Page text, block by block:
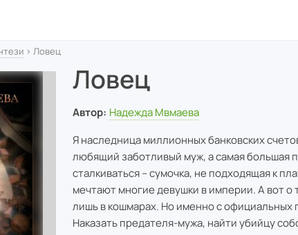
› Ловец
Ловец
Автор: Надежда Мвмаева
Я наследница миллионных банковских
любящий заботливый муж, а самая большая
сталкиваться – сумочка, не подходящая к
мечтают многие девушки в империи. А вот о
лишь в кошмарах. Но именно с официальных
Наказать предателя-мужа, найти убийцу